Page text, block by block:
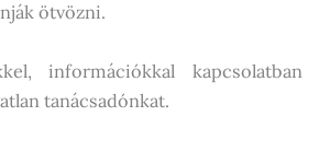
ötvözni.
információkkal kapcsolatban
tanácsadónkat.